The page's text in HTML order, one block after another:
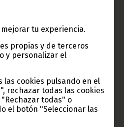
tu experiencia.
propias y de terceros
y personalizar el
las cookies pulsando en el
rechazar todas las cookies
todas" o
el botón "Seleccionar las
Guinea Ecuatorial